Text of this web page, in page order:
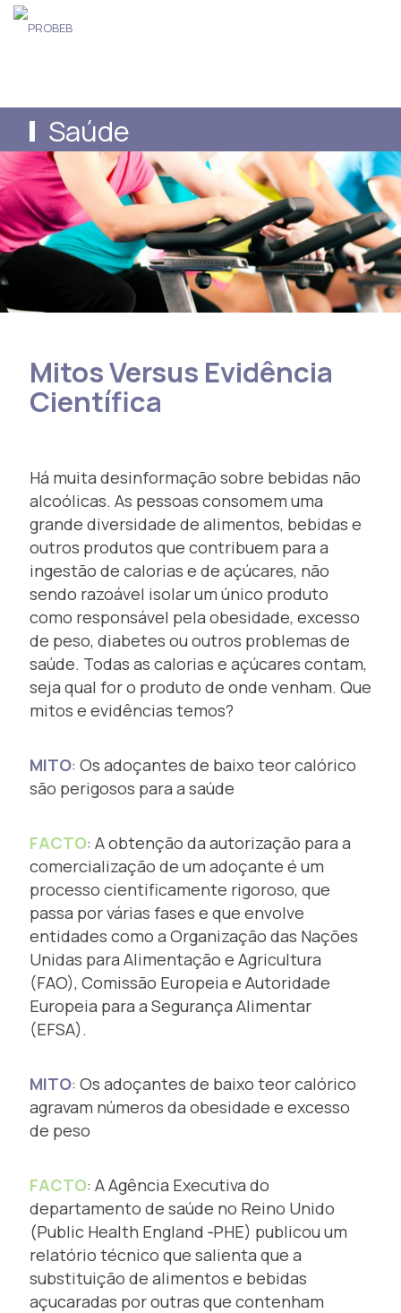
Saúde
Mitos Versus Evidência
Científica
Há muita desinformação sobre bebidas não
alcoólicas. As pessoas consomem uma
grande diversidade de alimentos, bebidas e
outros produtos que contribuem para a
ingestão de calorias e de açúcares, não
sendo razoável isolar um único produto
como responsável pela obesidade, excesso
de peso, diabetes ou outros problemas de
saúde. Todas as calorias e açúcares contam,
seja qual for o produto de onde venham. Que
mitos e evidências temos?
MITO: Os adoçantes de baixo teor calórico
são perigosos para a saúde
FACTO: A obtenção da autorização para a
comercialização de um adoçante é um
processo cientificamente rigoroso, que
passa por várias fases e que envolve
entidades como a Organização das Nações
Unidas para Alimentação e Agricultura
(FAO), Comissão Europeia e Autoridade
Europeia para a Segurança Alimentar
(EFSA).
MITO: Os adoçantes de baixo teor calórico
agravam números da obesidade e excesso
de peso
FACTO: A Agência Executiva do
departamento de saúde no Reino Unido
(Public Health England ‐PHE) publicou um
relatório técnico que salienta que a
substituição de alimentos e bebidas
açucaradas por outras que contenham